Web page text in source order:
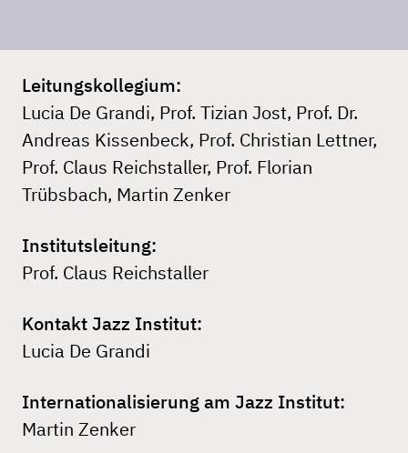
Leitungskollegium:
Lucia De Grandi, Prof. Tizian Jost, Prof. Dr.
Andreas Kissenbeck, Prof. Christian Lettner,
Prof. Claus Reichstaller, Prof. Florian
Trübsbach, Martin Zenker
Institutsleitung:
Prof. Claus Reichstaller
Kontakt Jazz Institut:
Lucia De Grandi
Internationalisierung am Jazz Institut:
Martin Zenker